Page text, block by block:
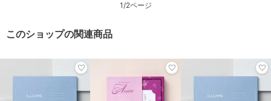
1/2ページ
このショップの関連商品